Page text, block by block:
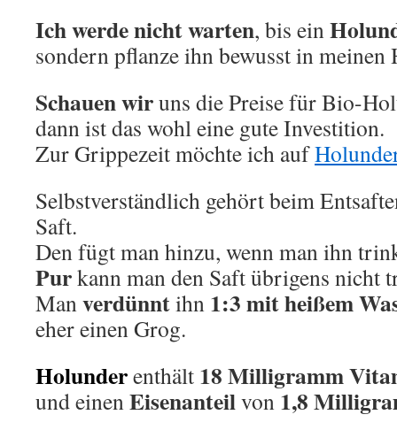
Ich werde nicht warten, bis ein
sondern pflanze ihn bewusst in meinen
Schauen wiruns die Preise für Bio-
dann ist das wohl eine gute Investition.
Zur Grippezeit möchte ich auf
Selbstverständlich gehört beim
Saft.
Den fügt man hinzu, wenn man ihn
Purkann man den Saft übrigens nicht
Manverdünntihn 1:3 mit heißem
eher einen Grog.
Holunderenthält 18 Milligramm
und einenEisenanteilvon 1,8